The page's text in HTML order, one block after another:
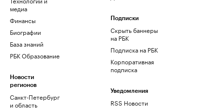
медиа
Финансы
Биографии
База знаний
РБК Образование
Новости
регионов
Санкт-Петербург
и область
Подписки
Скрыть баннеры
на РБК
Подписка на РБК
Корпоративная
подписка
Уведомления
RSS Новости